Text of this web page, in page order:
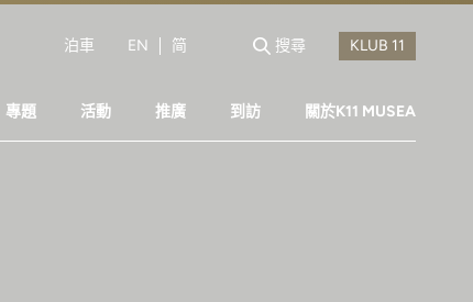
泊車 EN 简 搜尋
專題 活動 推廣 到訪 關於K11 MUSEA